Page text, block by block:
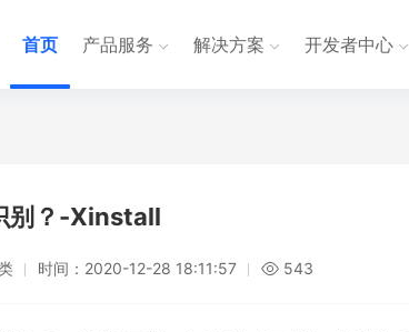
首页 产品服务 解决方案 开发者中心
别？-Xinstall
时间： 2020-12-28 18:11:57 543